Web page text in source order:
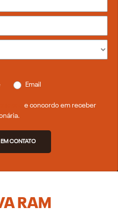
Email
e concordo em receber
EM CONTATO
RAM